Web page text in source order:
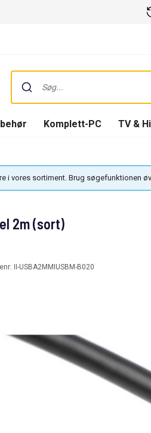
Komplett-PC TV &
i vores sortiment. Brug søgefunktionen
2m (sort)
II-USBA2MMIUSBM-B020